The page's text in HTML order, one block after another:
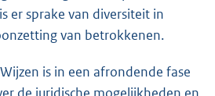
er sprake van diversiteit in
van betrokkenen.
is in een afrondende fase
de juridische mogelijkheden en